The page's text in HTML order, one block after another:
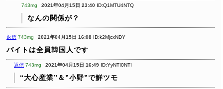
743mg 2021年04月15日 23:40 ID:Q1MTU4NTQ
なんの関係が？
返信 743mg 2021年04月15日 16:08 ID:k2MjcxNDY
バイトは全員韓国人です
返信 743mg 2021年04月15日 16:49 ID:YyNTI0NTI
“大心産業”＆”小野”で鮮ツモ